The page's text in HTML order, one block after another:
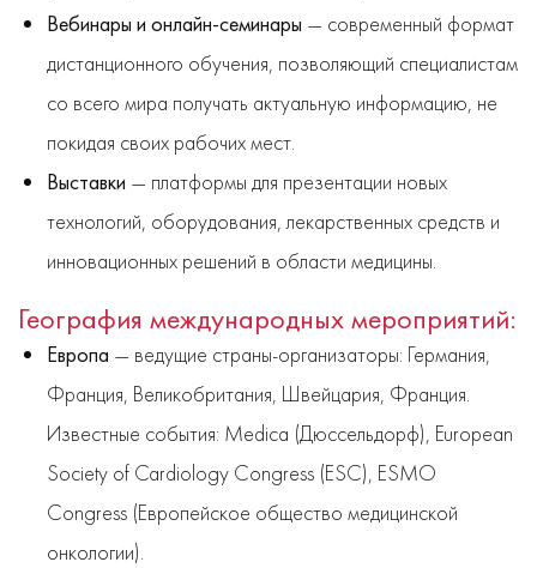
Вебинары и онлайн-семинары — современный формат
дистанционного обучения, позволяющий специалистам
со всего мира получать актуальную информацию, не
покидая своих рабочих мест.
Выставки — платформы для презентации новых
технологий, оборудования, лекарственных средств и
инновационных решений в области медицины.
География международных мероприятий:
Европа — ведущие страны-организаторы: Германия,
Франция, Великобритания, Швейцария, Франция.
Известные события: Medica (Дюссельдорф), European
Society of Cardiology Congress (ESC), ESMO
Congress (Европейское общество медицинской
онкологии).